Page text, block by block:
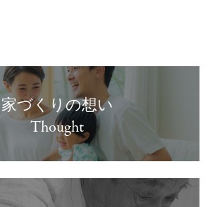
家づくりの想い
Thought